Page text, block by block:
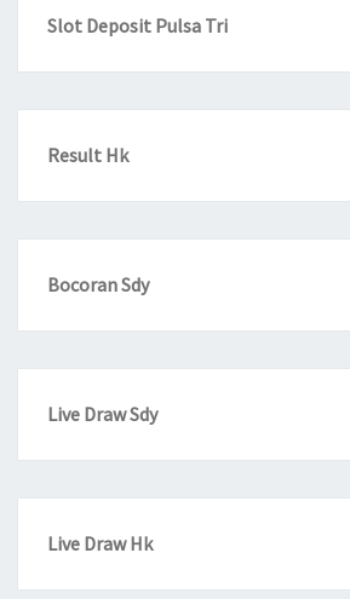
Slot Deposit Pulsa Tri
Result Hk
Bocoran Sdy
Live Draw Sdy
Live Draw Hk